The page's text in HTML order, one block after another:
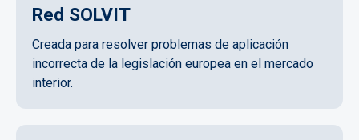
Red SOLVIT
Creada para resolver problemas de aplicación
incorrecta de la legislación europea en el mercado
interior.